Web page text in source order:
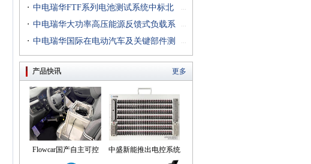
用等生产设备解决方案
利交付北汽新能源
...
· 中电瑞华FTF系列电池测试系统中标北
京新能源汽车股份有限公司
...
· 中电瑞华大功率高压能源反馈式负载系
统成功交付中电熊猫
...
· 中电瑞华国际在电动汽车及关键部件测
评研讨会上演绎先进测评技术
产品快讯 更多
Flowcar国产自主可控 中盛新能推出电控系统